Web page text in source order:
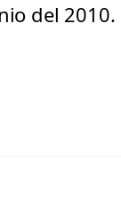
del 2010.